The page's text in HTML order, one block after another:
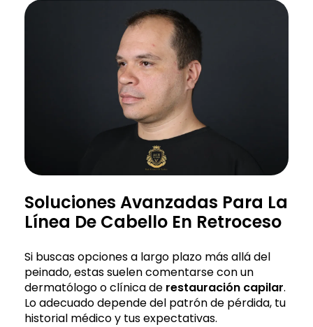
Soluciones Avanzadas Para La
Línea De Cabello En Retroceso
Si buscas opciones a largo plazo más allá del
peinado, estas suelen comentarse con un
dermatólogo o clínica de restauración capilar.
Lo adecuado depende del patrón de pérdida, tu
historial médico y tus expectativas.